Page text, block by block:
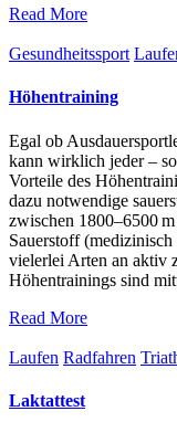
Read More
Gesundheitssport
Höhentraining
Egal ob
kann wirklich jeder –
Vorteile des
dazu notwendige
zwischen 1800–6500
Sauerstoff
vielerlei Arten an aktiv
Höhentrainings sind
Read More
Laufen Radfahren
Laktattest